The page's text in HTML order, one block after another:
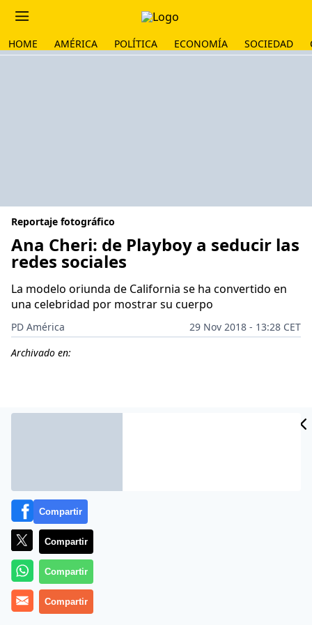
HOME AMÉRICA POLÍTICA ECONOMÍA SOCIEDAD
Reportaje fotográfico
Ana Cheri: de Playboy a seducir las
redes sociales
La modelo oriunda de California se ha convertido en
una celebridad por mostrar su cuerpo
PD América
29 Nov 2018 - 13:28 CET
Archivado en:
Más información
Compartir
Compartir
Compartir
Compartir